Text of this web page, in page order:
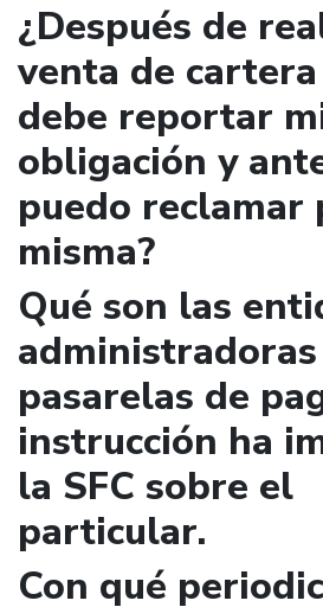
¿Después de
venta de
debe reportar
obligación y
puedo reclamar
misma?
Qué son las
pasarelas de
instrucción ha
la SFC sobre el
particular.
Con qué